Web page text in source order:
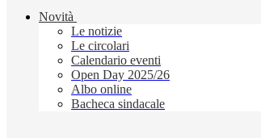
Novità
Le notizie
Le circolari
Calendario eventi
Open Day 2025/26
Albo online
Bacheca sindacale